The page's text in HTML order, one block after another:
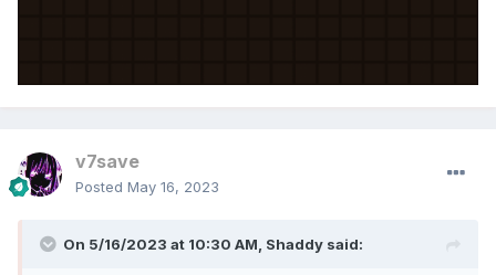
v7save
Posted May 16, 2023
On 5/16/2023 at 10:30 AM, Shaddy said: